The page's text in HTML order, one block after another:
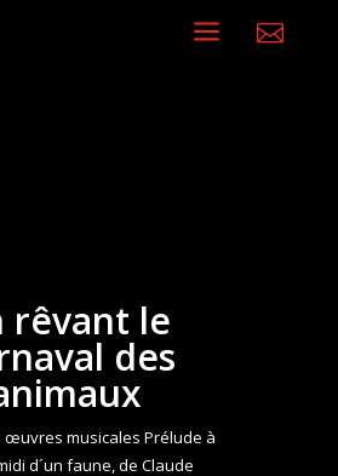
a 
rêvant le
des
œuvres musicales Prélude à
d´un faune, de Claude